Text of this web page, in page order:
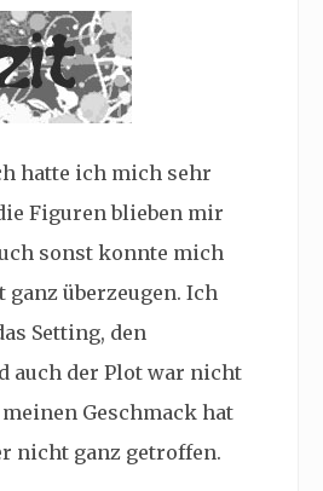
hatte ich mich sehr
Figuren blieben mir
sonst konnte mich
ganz überzeugen. Ich
Setting, den
auch der Plot war nicht
Geschmack hat
nicht ganz getroffen.